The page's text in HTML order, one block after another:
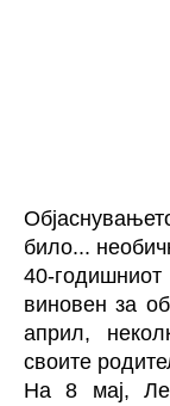
било...
40-
виновен за
април,
своите
На 8 мај,